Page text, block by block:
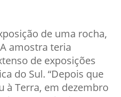
de uma rocha,
amostra teria
de exposições
do Sul. “Depois que
à Terra, em dezembro